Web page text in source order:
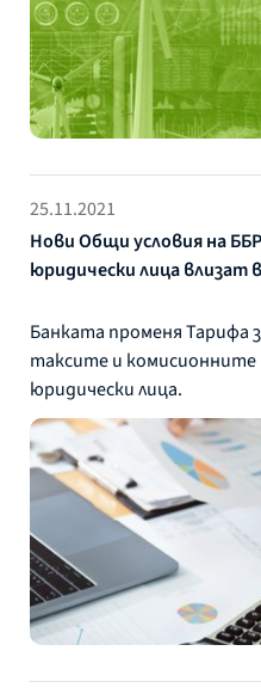
25.11.2021
Нови Общи условия на
юридически лица влизат
Банката променя Тарифа
таксите и комисионните
юридически лица.